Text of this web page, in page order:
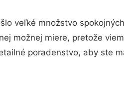
veľké množstvo
možnej miere, pretože
poradenstvo, aby ste